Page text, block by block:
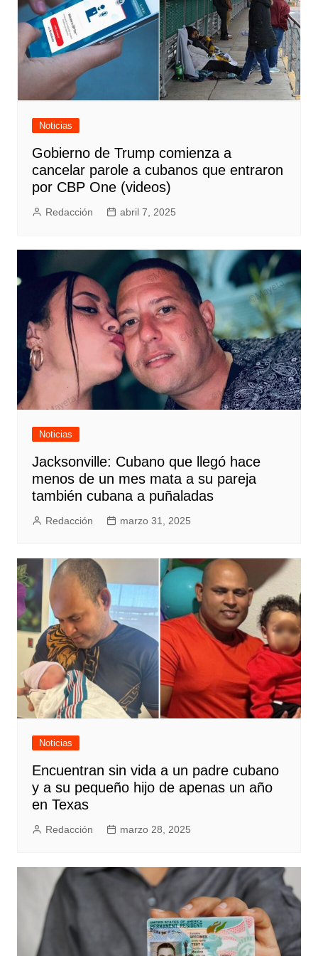
Noticias
Gobierno de Trump comienza a
cancelar parole a cubanos que entraron
por CBP One (videos)
Redacción abril 7, 2025
Noticias
Jacksonville: Cubano que llegó hace
menos de un mes mata a su pareja
también cubana a puñaladas
Redacción marzo 31, 2025
Noticias
Encuentran sin vida a un padre cubano
y a su pequeño hijo de apenas un año
en Texas
Redacción marzo 28, 2025